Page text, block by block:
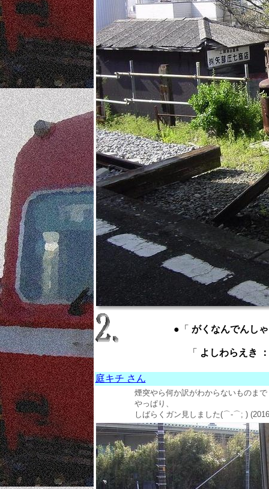
●「 がくなんでんし
「 よしわらえき
庭キチ さん
煙突やら何か訳がわからないものまで
やっぱり、
しばらくガン見しました(⌒-⌒; )